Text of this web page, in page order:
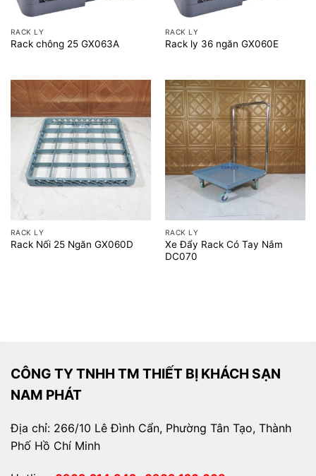
RACK LY
Rack chông 25 GX063A
RACK LY
Rack ly 36 ngăn GX060E
RACK LY
Rack Nối 25 Ngăn GX060D
RACK LY
Xe Đẩy Rack Có Tay Nắm
DC070
CÔNG TY TNHH TM THIẾT BỊ KHÁCH SẠN
NAM PHÁT
Địa chỉ: 266/10 Lê Đình Cẩn, Phường Tân Tạo, Thành
Phố Hồ Chí Minh